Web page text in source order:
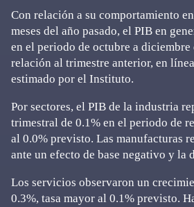
Con relación a su comportamiento
meses del año pasado, el PIB en
en el periodo de octubre a diciembre
relación al trimestre anterior, en
estimado por el Instituto.
Por sectores, el PIB de la industria
trimestral de 0.1% en el periodo de
al 0.0% previsto. Las manufacturas
ante un efecto de base negativo y la
Los servicios observaron un
0.3%, tasa mayor al 0.1% previsto.